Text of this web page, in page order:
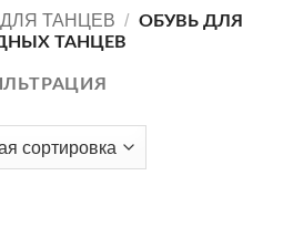
ТАНЦЕВ / ОБУВЬ ДЛЯ
ТАНЦЕВ